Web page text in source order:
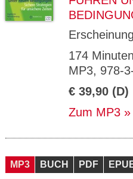
174 Minuten
MP3, 978-
€ 39,90 (D)
Zum MP3
MP3 BUCH PDF